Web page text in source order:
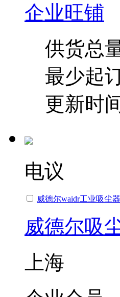
企业旺铺
供货总
最少起
更新时
电议
威德尔waidr工业吸尘
威德尔吸
上海